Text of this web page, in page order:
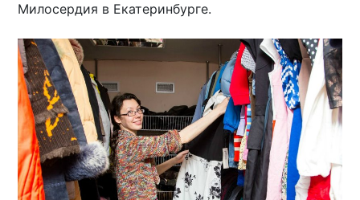
Милосердия в Екатеринбурге.